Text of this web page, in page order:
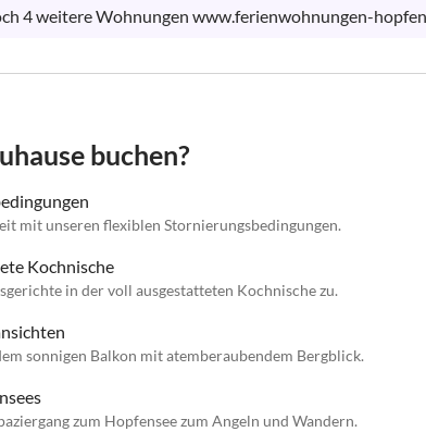
4 weitere Wohnungen www.ferienwohnungen-
buchen?
mit unseren flexiblen Stornierungsbedingungen.
Kochnische
in der voll ausgestatteten Kochnische zu.
sonnigen Balkon mit atemberaubendem Bergblick.
zum Hopfensee zum Angeln und Wandern.